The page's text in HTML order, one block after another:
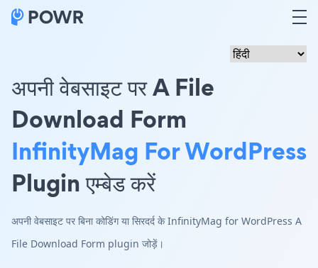
अपनी वेबसाइट पर A File
Download Form
InfinityMag For WordPress
Plugin एम्बेड करें
अपनी वेबसाइट पर बिना कोडिंग या सिरदर्द के InfinityMag for WordPress A
File Download Form plugin जोड़ें।